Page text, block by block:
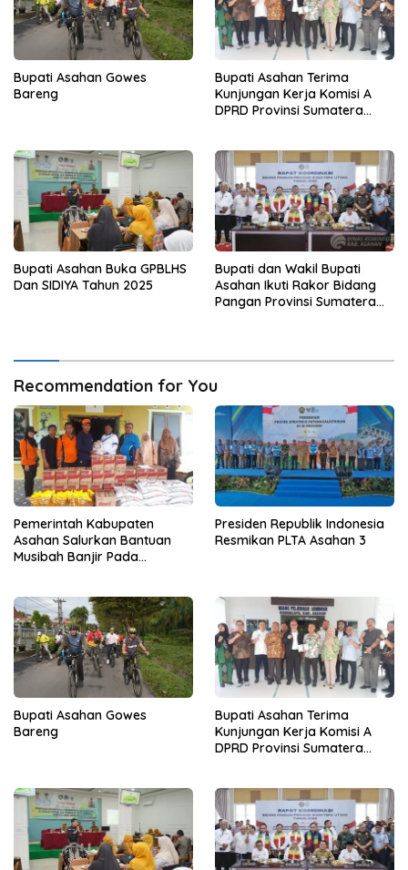
Bupati Asahan Gowes
Bareng
Bupati Asahan Terima
Kunjungan Kerja Komisi A
DPRD Provinsi Sumatera
Bupati Asahan Buka GPBLHS
Dan SIDIYA Tahun 2025
Bupati dan Wakil Bupati
Asahan Ikuti Rakor Bidang
Pangan Provinsi Sumatera
Recommendation for You
Pemerintah Kabupaten
Asahan Salurkan Bantuan
Musibah Banjir Pada
Presiden Republik Indonesia
Resmikan PLTA Asahan 3
Bupati Asahan Gowes
Bareng
Bupati Asahan Terima
Kunjungan Kerja Komisi A
DPRD Provinsi Sumatera